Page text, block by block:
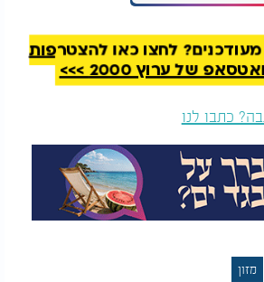
צעיר
מותו
ימים
לא רק מים: 5 משקאות
מפתיעים שיעזרו לכם
לעבור את הקיץ בלי
כאבי ראש ועייפות
- לא רק עגבנייה
- אבל בפועל זה עגבנייה
הוסיפו שמן, והרבה ממנו. כפית
80-100 קלוריות. כריך מלחם קל הופך לבומבה
לחצו כאן להצטרפות
של ערוץ 2000 >>>
כתבו לנו
מזון